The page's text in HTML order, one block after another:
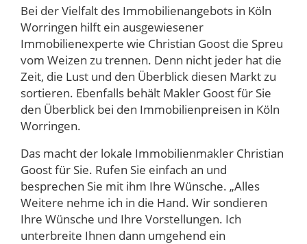
Bei der Vielfalt des Immobilienangebots in Köln
Worringen hilft ein ausgewiesener
Immobilienexperte wie Christian Goost die Spreu
vom Weizen zu trennen. Denn nicht jeder hat die
Zeit, die Lust und den Überblick diesen Markt zu
sortieren. Ebenfalls behält Makler Goost für Sie
den Überblick bei den Immobilienpreisen in Köln
Worringen.
Das macht der lokale Immobilienmakler Christian
Goost für Sie. Rufen Sie einfach an und
besprechen Sie mit ihm Ihre Wünsche. „Alles
Weitere nehme ich in die Hand. Wir sondieren
Ihre Wünsche und Ihre Vorstellungen. Ich
unterbreite Ihnen dann umgehend ein